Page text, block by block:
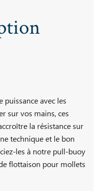
avec les
sur vos mains, ces
la résistance sur
technique et le bon
les à notre pull-buoy
flottaison pour mollets